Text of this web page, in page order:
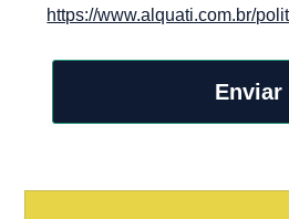
https://www.alquati.com.br/
Enviar